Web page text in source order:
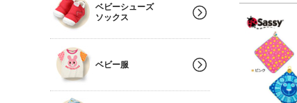
ベビーシューズ
ソックス
ベビー服